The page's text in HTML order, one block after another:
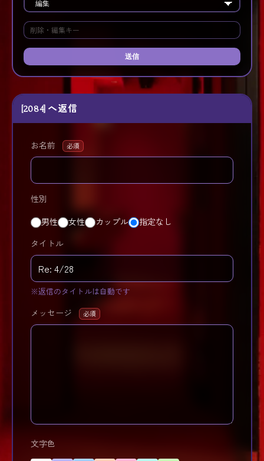
送信
[2084] へ返信
お名前 必須
性別
男性 女性 カップル 指定なし
タイトル
※返信のタイトルは自動です
メッセージ 必須
文字色